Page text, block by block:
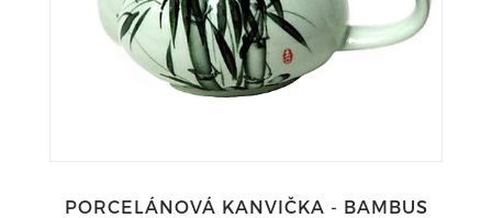
PORCELÁNOVÁ KANVIČKA - BAMBUS